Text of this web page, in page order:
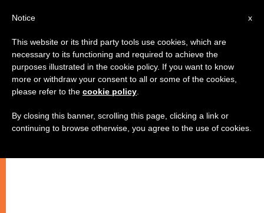
x
Notice
This website or its third party tools use cookies, which are
necessary to its functioning and required to achieve the
purposes illustrated in the cookie policy. If you want to know
more or withdraw your consent to all or some of the cookies,
please refer to the cookie policy
By closing this banner, scrolling this page, clicking a link or
continuing to browse otherwise, you agree to the use of cookies.